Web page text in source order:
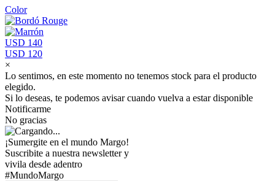
Color
USD 140
USD 120
×
Lo sentimos, en este momento no tenemos stock para el producto
elegido.
Si lo deseas, te podemos avisar cuando vuelva a estar disponible
Notificarme
No gracias
¡Sumergite en el mundo Margo!
Suscribite a nuestra newsletter y
vivila desde adentro
#MundoMargo